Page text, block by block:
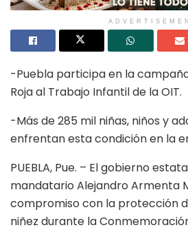
-Puebla participa en la
Roja al Trabajo Infantil de la OIT.
-Más de 285 mil niñas, niños y
enfrentan esta condición en la
PUEBLA, Pue. – El gobierno
mandatario Alejandro Armenta
compromiso con la protección
niñez durante la